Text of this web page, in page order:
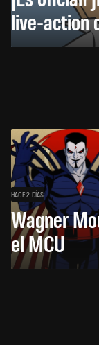
live-action
HACE 2 DÍAS
Wagner
el MCU